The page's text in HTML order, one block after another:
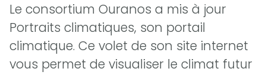
Le consortium Ouranos a mis à jour
Portraits climatiques, son portail
climatique. Ce volet de son site internet
vous permet de visualiser le climat futur